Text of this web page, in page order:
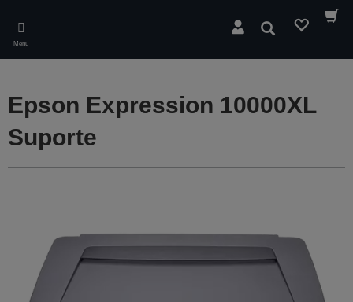
main
content
Menu
Pesquisar
Epson Expression 10000XL
Suporte